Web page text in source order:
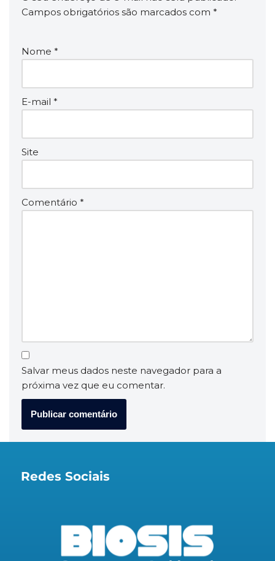
Campos obrigatórios são marcados com *
Nome *
E-mail *
Site
Comentário *
Salvar meus dados neste navegador para a
próxima vez que eu comentar.
Redes Sociais